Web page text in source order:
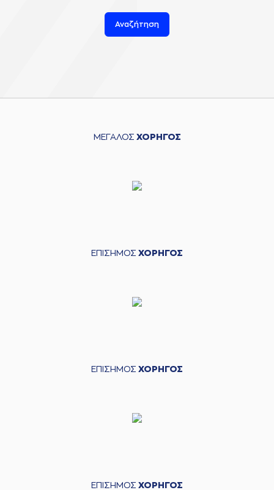
Αναζήτηση
ΜΕΓΑΛΟΣ ΧΟΡΗΓΟΣ
ΕΠΙΣΗΜΟΣ ΧΟΡΗΓΟΣ
ΕΠΙΣΗΜΟΣ ΧΟΡΗΓΟΣ
ΕΠΙΣΗΜΟΣ ΧΟΡΗΓΟΣ